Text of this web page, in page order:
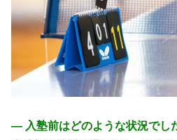
― 入塾前はどのような状況でし